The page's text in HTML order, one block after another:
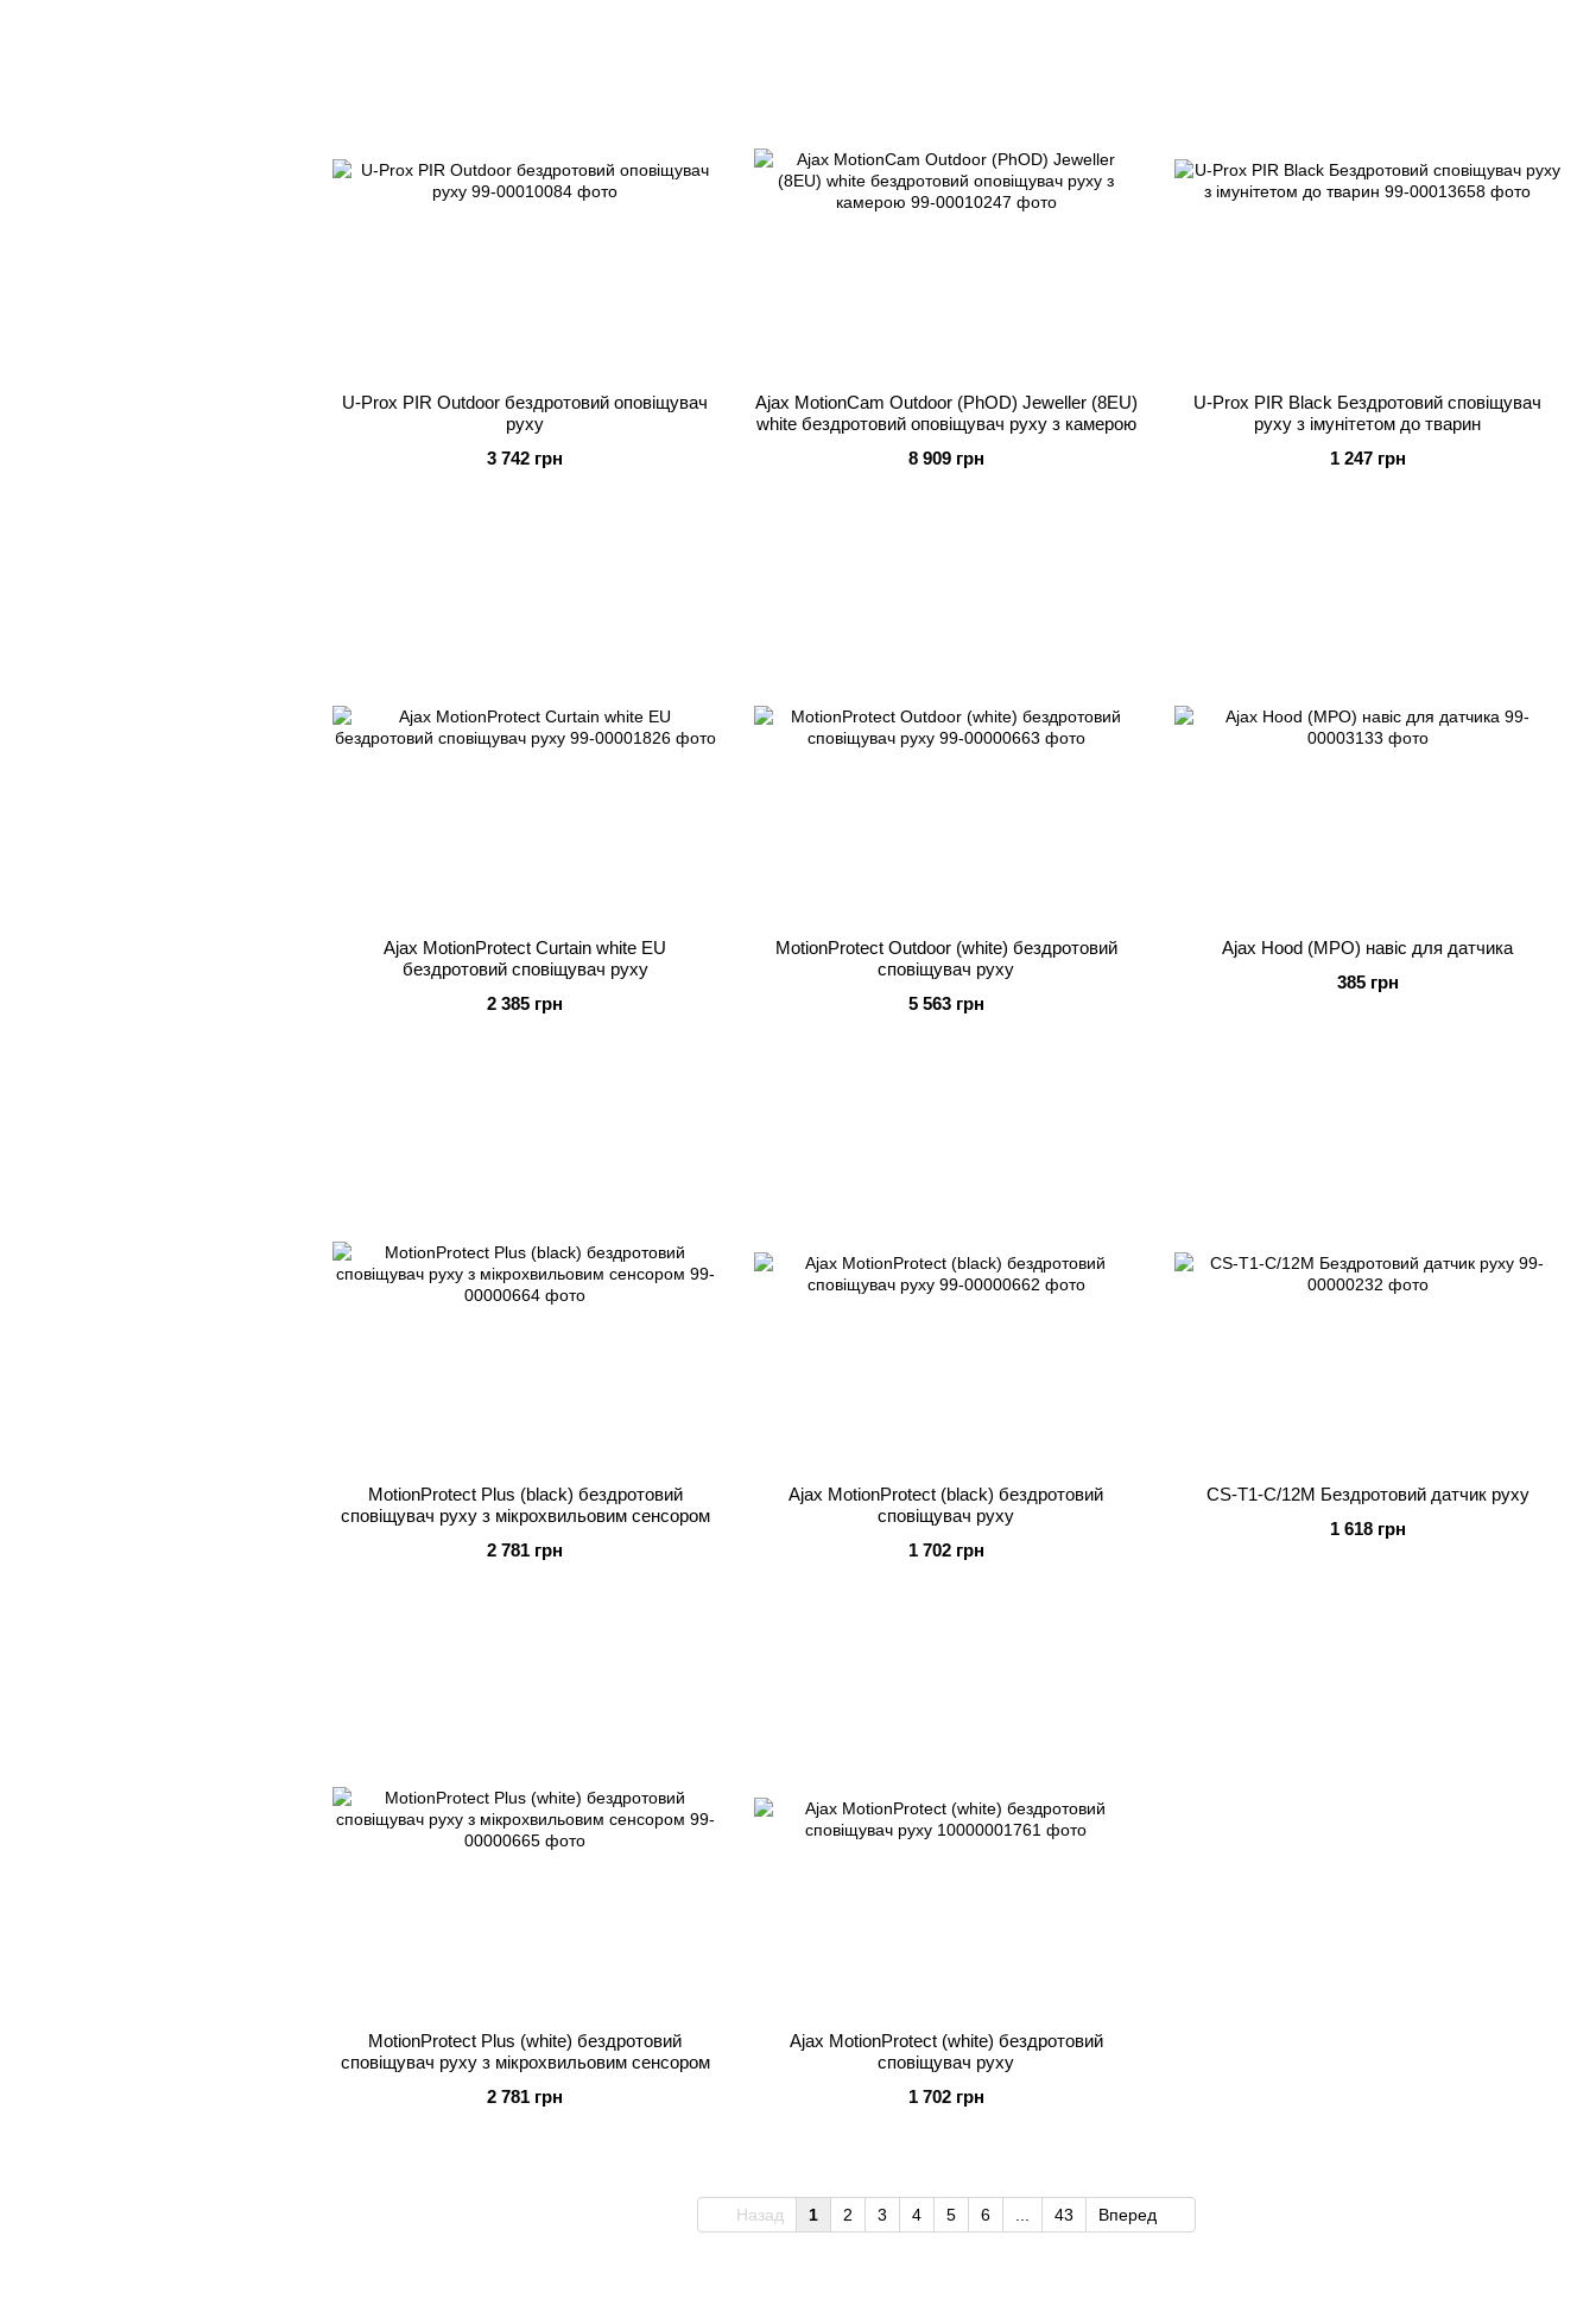
U-Prox PIR Outdoor бездротовий оповіщувач
руху
3 742 грн
Ajax MotionCam Outdoor (PhOD) Jeweller (8EU)
white бездротовий оповіщувач руху з камерою
8 909 грн
U-Prox PIR Black Бездротовий сповіщувач
руху з імунітетом до тварин
1 247 грн
Ajax MotionProtect Curtain white EU
бездротовий сповіщувач руху
2 385 грн
MotionProtect Outdoor (white) бездротовий
сповіщувач руху
5 563 грн
Ajax Hood (MPO) навіс для датчика
385 грн
MotionProtect Plus (black) бездротовий
сповіщувач руху з мікрохвильовим сенсором
2 781 грн
Ajax MotionProtect (black) бездротовий
сповіщувач руху
1 702 грн
CS-T1-C/12M Бездротовий датчик руху
1 618 грн
MotionProtect Plus (white) бездротовий
сповіщувач руху з мікрохвильовим сенсором
2 781 грн
Ajax MotionProtect (white) бездротовий
сповіщувач руху
1 702 грн
Назад 1 2 3 4 5 6 43 Вперед